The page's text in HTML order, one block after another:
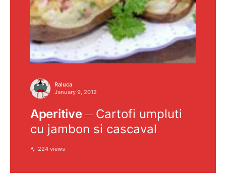
Raluca
January 9, 2012
Aperitive
Cartofi umpluti
cu jambon si cascaval
224 views